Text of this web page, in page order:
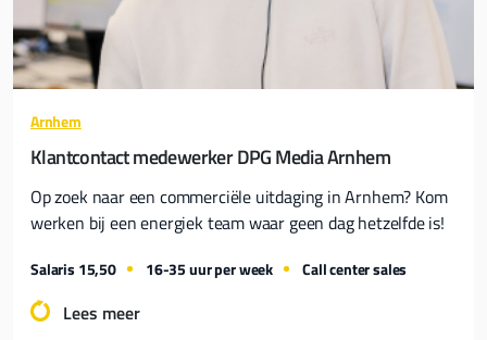
Magisch goed in klantcontact
Vanuit onze contactcenters werken ruim 950
verschillende branches.
waardoor de sfeer familiair zakelijk is, onze
opdrachtgevers altijd welkom zijn en de medewerkers
zich snel thuis voelen.
Actueel
Arnhem
Klantcontact medewerker DPG Media Arnhem
Op zoek naar een commerciële uitdaging in Arnhem? Kom
werken bij een energiek team waar geen dag hetzelfde is!
Salaris 15,50 16-35 uur per week Call center sales
Lees meer